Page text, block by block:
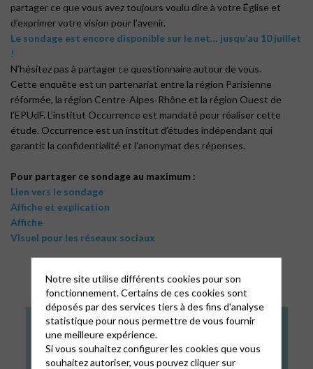
partager ce que vous avez toujours voulu dire à votre Église et
d’exprimer votre vision pour l’avenir.
Le sondage est encore disponible sur le net… jusqu’au 10 juillet
!
N’hésitez pas à partager ce questionnaire autour de vous.
Cette enquête est un partenariat entre la région Parisienne
réformée, la région Centre-Alpes-Rhône et la région Ouest de
l’EPUdF. L’institut Occurrence est mandaté pour réaliser cette
étude. Occurrence est un institut d’études indépendant qui
garantit la confidentialité et l’anonymat des réponses.
Pour partager ce sondage au maximum :
Lien vers le sondage
Affiche et explication
Affiche
Visuel pour les réseaux sociaux
Notre site utilise différents cookies pour son
fonctionnement. Certains de ces cookies sont
déposés par des services tiers à des fins d'analyse
statistique pour nous permettre de vous fournir
une meilleure expérience.
Si vous souhaitez configurer les cookies que vous
souhaitez autoriser, vous pouvez cliquer sur